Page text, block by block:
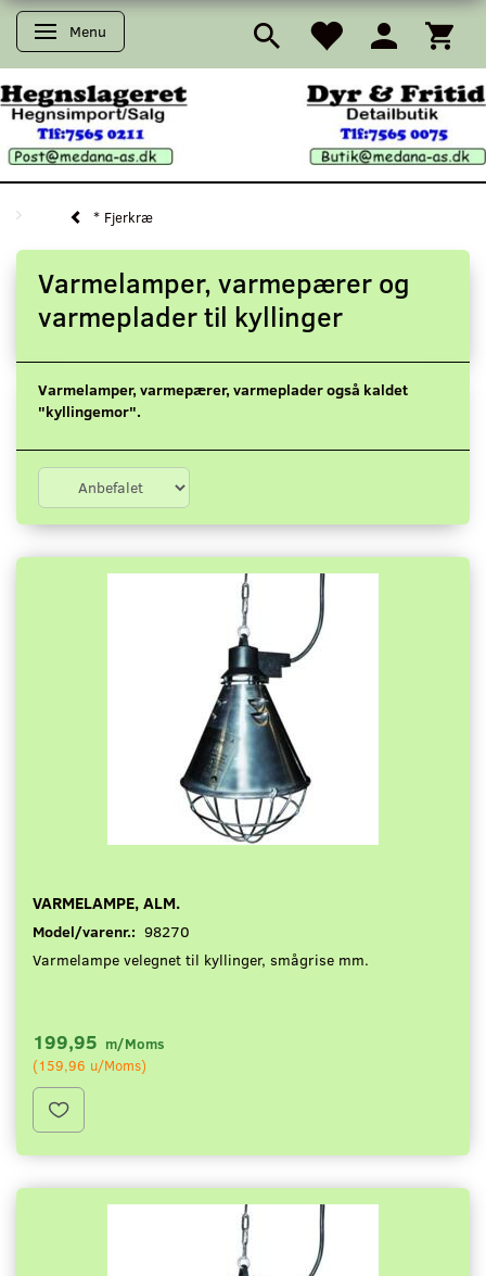
Skifte navigation
Menu
* Fjerkræ
Varmelamper, varmepærer og
varmeplader til kyllinger
Varmelamper, varmepærer, varmeplader også kaldet
"kyllingemor".
VARMELAMPE, ALM.
Model/varenr.: 98270
Varmelampe velegnet til kyllinger, smågrise mm.
199,95 m/Moms
(159,96 u/Moms)